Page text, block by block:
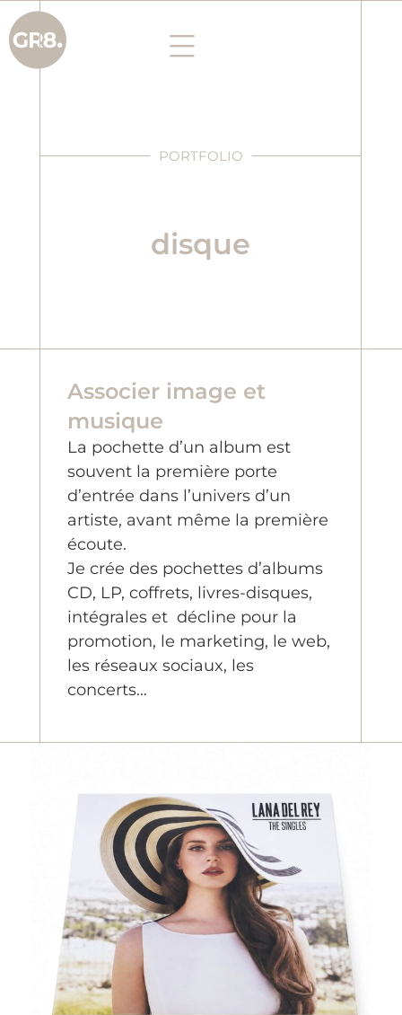
PORTFOLIO
disque
Associer image et
musique
La pochette d’un album est
souvent la première porte
d’entrée dans l’univers d’un
artiste, avant même la première
écoute.
Je crée des pochettes d’albums
CD, LP, coffrets, livres-disques,
intégrales et décline pour la
promotion, le marketing, le web,
les réseaux sociaux, les
concerts…